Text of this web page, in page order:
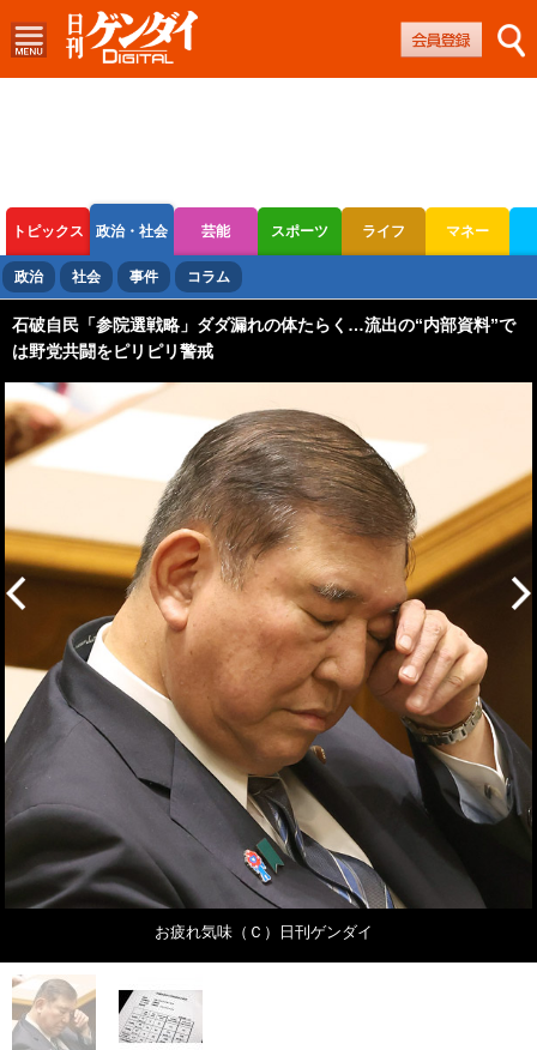
トピックス 政治・社会 芸能 スポーツ ライフ マネー
ボートレース 競輪 オートレース
政治 社会 事件 コラム
石破自民「参院選戦略」ダダ漏れの体たらく…流出の“内部資料”で
は野党共闘をピリピリ警戒
お疲れ気味（Ｃ）日刊ゲンダイ